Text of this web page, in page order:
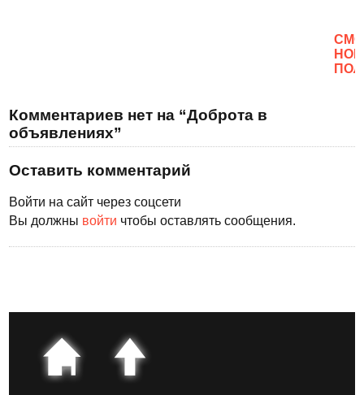
Комментариев нет на “Доброта в
объявлениях”
Оставить комментарий
Войти на сайт через соцсети
Вы должны войти чтобы оставлять сообщения.